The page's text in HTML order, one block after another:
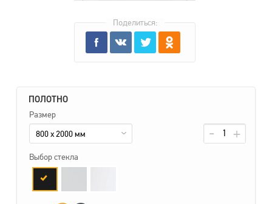
ПОЛОТНО
Размер
800 x 2000 мм
Выбор стекла
Поделиться: